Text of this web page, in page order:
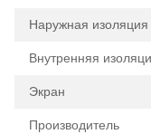
Наружная изоляция
Внутренняя
Экран
Производитель